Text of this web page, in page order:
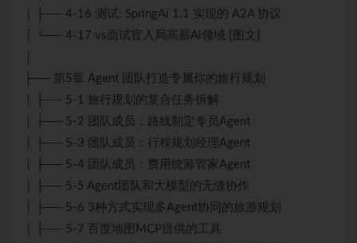
│ ├── 4-16 测试: SpringAi 1.1 实现的 A2A 协议
│ └── 4-17 vs面试官入局高薪Ai领域 [图文]
├── 第5章 Agent 团队打造专属你的旅行规划
│ ├── 5-1 旅行规划的复合任务拆解
│ ├── 5-2 团队成员：路线制定专员Agent
│ ├── 5-3 团队成员：行程规划经理Agent
│ ├── 5-4 团队成员：费用统筹管家Agent
│ ├── 5-5 Agent团队和大模型的无缝协作
│ ├── 5-6 3种方式实现多Agent协同的旅游规划
│ ├── 5-7 百度地图MCP提供的工具